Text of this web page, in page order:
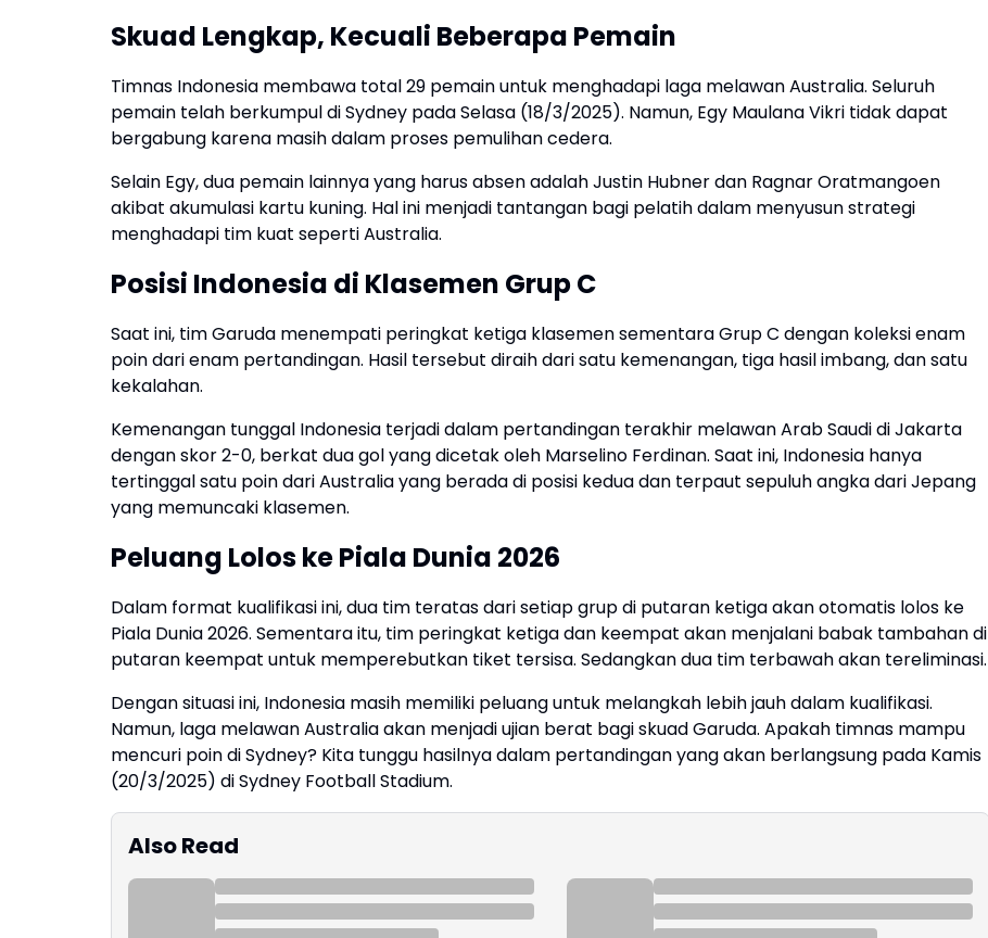
Skuad Lengkap, Kecuali Beberapa Pemain
Timnas Indonesia membawa total 29 pemain untuk menghadapi laga melawan Australia. Seluruh
pemain telah berkumpul di Sydney pada Selasa (18/3/2025). Namun, Egy Maulana Vikri tidak dapat
bergabung karena masih dalam proses pemulihan cedera.
Selain Egy, dua pemain lainnya yang harus absen adalah Justin Hubner dan Ragnar Oratmangoen
akibat akumulasi kartu kuning. Hal ini menjadi tantangan bagi pelatih dalam menyusun strategi
menghadapi tim kuat seperti Australia.
Posisi Indonesia di Klasemen Grup C
Saat ini, tim Garuda menempati peringkat ketiga klasemen sementara Grup C dengan koleksi enam
poin dari enam pertandingan. Hasil tersebut diraih dari satu kemenangan, tiga hasil imbang, dan satu
kekalahan.
Kemenangan tunggal Indonesia terjadi dalam pertandingan terakhir melawan Arab Saudi di Jakarta
dengan skor 2-0, berkat dua gol yang dicetak oleh Marselino Ferdinan. Saat ini, Indonesia hanya
tertinggal satu poin dari Australia yang berada di posisi kedua dan terpaut sepuluh angka dari Jepang
yang memuncaki klasemen.
Peluang Lolos ke Piala Dunia 2026
Dalam format kualifikasi ini, dua tim teratas dari setiap grup di putaran ketiga akan otomatis lolos ke
Piala Dunia 2026. Sementara itu, tim peringkat ketiga dan keempat akan menjalani babak tambahan di
putaran keempat untuk memperebutkan tiket tersisa. Sedangkan dua tim terbawah akan tereliminasi.
Dengan situasi ini, Indonesia masih memiliki peluang untuk melangkah lebih jauh dalam kualifikasi.
Namun, laga melawan Australia akan menjadi ujian berat bagi skuad Garuda. Apakah timnas mampu
mencuri poin di Sydney? Kita tunggu hasilnya dalam pertandingan yang akan berlangsung pada Kamis
(20/3/2025) di Sydney Football Stadium.
Also Read